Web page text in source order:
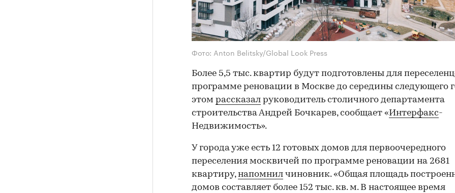
Фото: Anton Belitsky/Global Look Press
Более 5,5 тыс. квартир будут подготовлены для
программе реновации в Москве до середины следующего
этом рассказал руководитель столичного департамента
строительства Андрей Бочкарев, сообщает «Интерфакс-
Недвижимость».
У города уже есть 12 готовых домов для первоочередного
переселения москвичей по программе реновации на 2681
квартиру,напомнил чиновник. «Общая площадь
домов составляет более 152 тыс. кв. м. В настоящее время